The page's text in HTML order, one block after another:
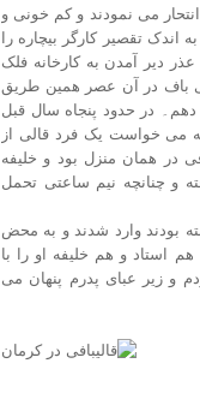
می نمودند و کم خونی و
اندک تقصیر کارگر بیچاره را
دیر آمدن به کارخانه فلک
باف در آن عصر همین طریق
در حدود پنجاه سال قبل
می خواست یک فرد قالی از
در همان منزل بود و خلیفه
و چنانچه نيم ساعتی تحمل
بودند وارد شدند و به محض
استاد و هم خلیفه او را با
و زیر عبای پدرم پنهان می